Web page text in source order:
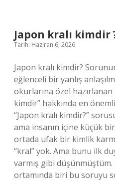
Japon kralı kimdir
Tarih: Haziran 6, 2026
Japon kralı kimdir?
eğlenceli bir yanlış
okurlarına özel
kimdir” hakkında en
“Japon kralı kimdir?”
ama insanın içine küçük
ortada ufak bir kimlik
“kral” yok. Ama bunu ilk
varmış gibi
ortamında biri bu soruyu